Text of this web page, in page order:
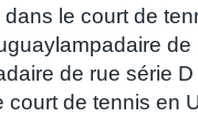
dans le court de
de
de rue série
court de tennis en